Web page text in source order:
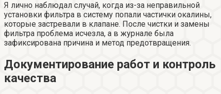
Я лично наблюдал случай, когда из-за неправильной
установки фильтра в систему попали частички окалины,
которые застревали в клапане. После чистки и замены
фильтра проблема исчезла, а в журнале была
зафиксирована причина и метод предотвращения.
Документирование работ и контроль
качества